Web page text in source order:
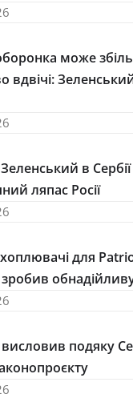
може
вдвічі:
в
ляпас Росії
для
подяку